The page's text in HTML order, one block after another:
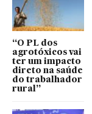
“O PL dos
agrotóxicos vai
ter um impacto
direto na saúde
do trabalhador
rural”